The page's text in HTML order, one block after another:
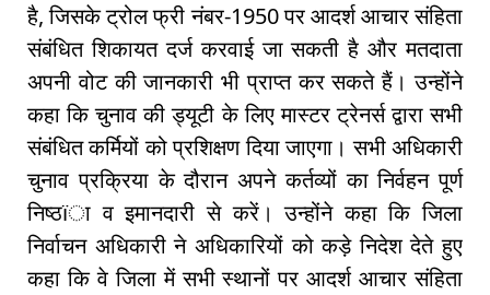
है, जिसके ट्रोल फ्री नंबर-1950 पर आदर्श आचार संहिता
संबंधित शिकायत दर्ज करवाई जा सकती है और मतदाता
अपनी वोट की जानकारी भी प्राप्त कर सकते हैं। उन्होंने
कहा कि चुनाव की ड्यूटी के लिए मास्टर ट्रेनर्स द्वारा सभी
संबंधित कर्मियों को प्रशिक्षण दिया जाएगा। सभी अधिकारी
चुनाव प्रक्रिया के दौरान अपने कर्तव्यों का निर्वहन पूर्ण
निष्ठïा व इमानदारी से करें। उन्होंने कहा कि जिला
निर्वाचन अधिकारी ने अधिकारियों को कड़े निदेश देते हुए
कहा कि वे जिला में सभी स्थानों पर आदर्श आचार संहिता